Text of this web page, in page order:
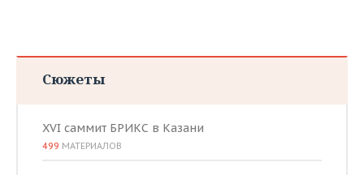
Сюжеты
XVI саммит БРИКС в Казани
499 МАТЕРИАЛОВ